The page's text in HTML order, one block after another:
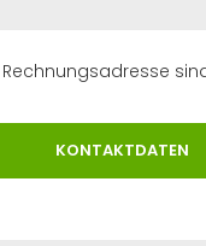
KONTAKTDATEN